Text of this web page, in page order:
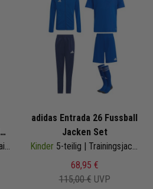
adidas Entrada 26 Fussball
Jacken Set
Kinder 5-teilig | Trainingsjacke Trainingshose Trikot Shorts Sockenstutzen | Fußball Komplettset
68,95 €
115,00 € UVP